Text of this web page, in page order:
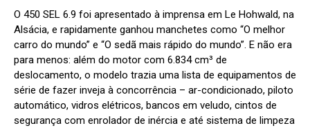
O 450 SEL 6.9 foi apresentado à imprensa em Le Hohwald, na
Alsácia, e rapidamente ganhou manchetes como “O melhor
carro do mundo” e “O sedã mais rápido do mundo”. E não era
para menos: além do motor com 6.834 cm³ de
deslocamento, o modelo trazia uma lista de equipamentos de
série de fazer inveja à concorrência – ar-condicionado, piloto
automático, vidros elétricos, bancos em veludo, cintos de
segurança com enrolador de inércia e até sistema de limpeza